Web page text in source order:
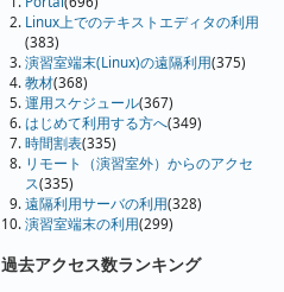
Linux上でのテキストエディタの利用
(383)
演習室端末(Linux)の遠隔利用(375)
教材(368)
運用スケジュール(367)
はじめて利用する方へ(349)
時間割表(335)
リモート（演習室外）からのアクセ
ス(335)
遠隔利用サーバの利用(328)
演習室端末の利用(299)
過去アクセス数ランキング